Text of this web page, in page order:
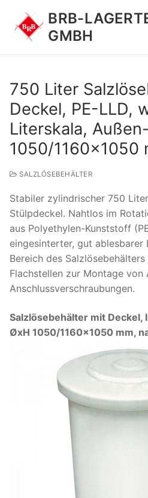
Inhalt
springen
BRB-
GMBH
nach:
750 Liter
Deckel, PE-LLD,
Literskala,
1050/1160×1050
SALZLÖSEBEHÄLTER
Stabiler zylindrischer 750
Stülpdeckel. Nahtlos im
aus Polyethylen-Kunststoff
eingesinterter, gut ablesbarer
Bereich des
Flachstellen zur Montage von
Anschlussverschraubungen.
Salzlösebehälter mit Deckel,
ØxH 1050/1160×1050 mm,